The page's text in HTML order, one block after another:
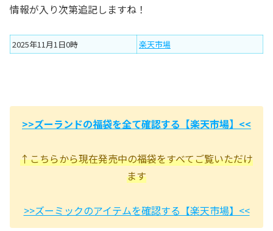
情報が入り次第追記しますね！
2025年11月1日0時 楽天市場
>>ズーランドの福袋を全て確認する【楽天市場】<<
↑こちらから現在発売中の福袋をすべてご覧いただけ
ます
>>ズーミックのアイテムを確認する【楽天市場】<<